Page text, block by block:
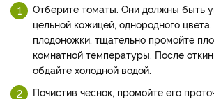
Отберите томаты. Они должны быть
цельной кожицей, однородного
плодоножки, тщательно промойте
комнатной температуры. После
обдайте холодной водой.
Почистив чеснок, промойте его